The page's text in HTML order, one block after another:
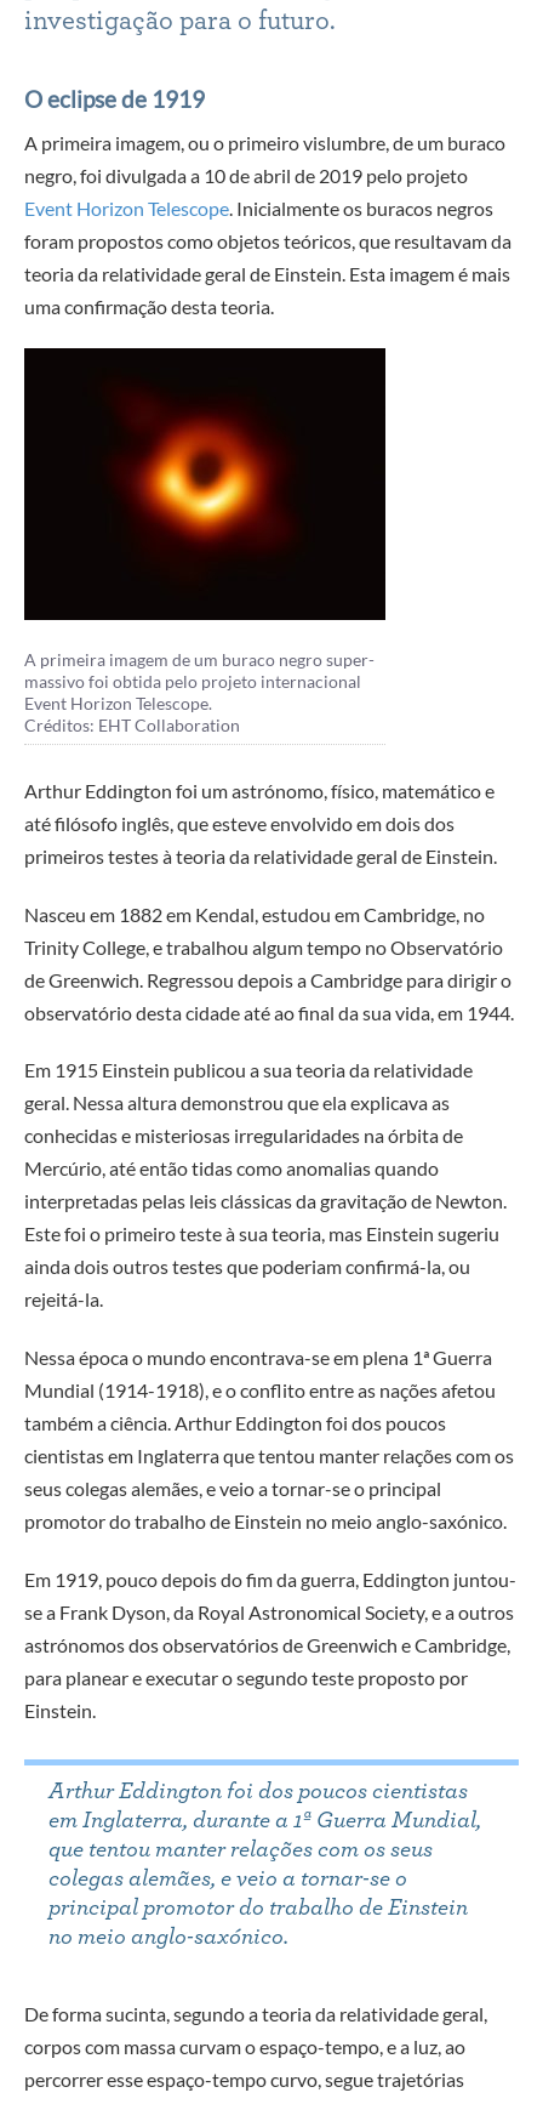
investigação para o futuro.
O eclipse de 1919
A primeira imagem, ou o primeiro vislumbre, de um buraco
negro, foi divulgada a 10 de abril de 2019 pelo projeto
Event Horizon Telescope . Inicialmente os buracos negros
foram propostos como objetos teóricos, que resultavam da
teoria da relatividade geral de Einstein. Esta imagem é mais
uma confirmação desta teoria.
A primeira imagem de um buraco negro super-
massivo foi obtida pelo projeto internacional
Event Horizon Telescope.
Créditos: EHT Collaboration
Arthur Eddington foi um astrónomo, físico, matemático e
até filósofo inglês, que esteve envolvido em dois dos
primeiros testes à teoria da relatividade geral de Einstein.
Nasceu em 1882 em Kendal, estudou em Cambridge, no
Trinity College, e trabalhou algum tempo no Observatório
de Greenwich. Regressou depois a Cambridge para dirigir o
observatório desta cidade até ao final da sua vida, em 1944.
Em 1915 Einstein publicou a sua teoria da relatividade
geral. Nessa altura demonstrou que ela explicava as
conhecidas e misteriosas irregularidades na órbita de
Mercúrio, até então tidas como anomalias quando
interpretadas pelas leis clássicas da gravitação de Newton.
Este foi o primeiro teste à sua teoria, mas Einstein sugeriu
ainda dois outros testes que poderiam confirmá-la, ou
rejeitá-la.
Nessa época o mundo encontrava-se em plena 1ª Guerra
Mundial (1914-1918), e o conflito entre as nações afetou
também a ciência. Arthur Eddington foi dos poucos
cientistas em Inglaterra que tentou manter relações com os
seus colegas alemães, e veio a tornar-se o principal
promotor do trabalho de Einstein no meio anglo-saxónico.
Em 1919, pouco depois do fim da guerra, Eddington juntou-
se a Frank Dyson, da Royal Astronomical Society, e a outros
astrónomos dos observatórios de Greenwich e Cambridge,
para planear e executar o segundo teste proposto por
Einstein.
Arthur Eddington foi dos poucos cientistas
em Inglaterra, durante a 1ª Guerra Mundial,
que tentou manter relações com os seus
colegas alemães, e veio a tornar-se o
principal promotor do trabalho de Einstein
no meio anglo-saxónico.
De forma sucinta, segundo a teoria da relatividade geral,
corpos com massa curvam o espaço-tempo, e a luz, ao
percorrer esse espaço-tempo curvo, segue trajetórias